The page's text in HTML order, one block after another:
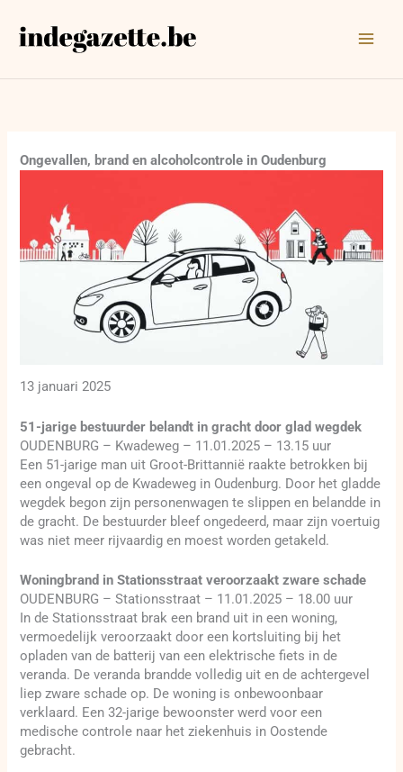
naar
Ongevallen, brand en alcoholcontrole in Oudenburg
13 januari 2025
51-jarige bestuurder belandt in gracht door glad wegdek
OUDENBURG – Kwadeweg – 11.01.2025 – 13.15 uur
Een 51-jarige man uit Groot-Brittannië raakte betrokken bij
een ongeval op de Kwadeweg in Oudenburg. Door het gladde
wegdek begon zijn personenwagen te slippen en belandde in
de gracht. De bestuurder bleef ongedeerd, maar zijn voertuig
was niet meer rijvaardig en moest worden getakeld.
Woningbrand in Stationsstraat veroorzaakt zware schade
OUDENBURG – Stationsstraat – 11.01.2025 – 18.00 uur
In de Stationsstraat brak een brand uit in een woning,
vermoedelijk veroorzaakt door een kortsluiting bij het
opladen van de batterij van een elektrische fiets in de
veranda. De veranda brandde volledig uit en de achtergevel
liep zware schade op. De woning is onbewoonbaar
verklaard. Een 32-jarige bewoonster werd voor een
medische controle naar het ziekenhuis in Oostende
gebracht.